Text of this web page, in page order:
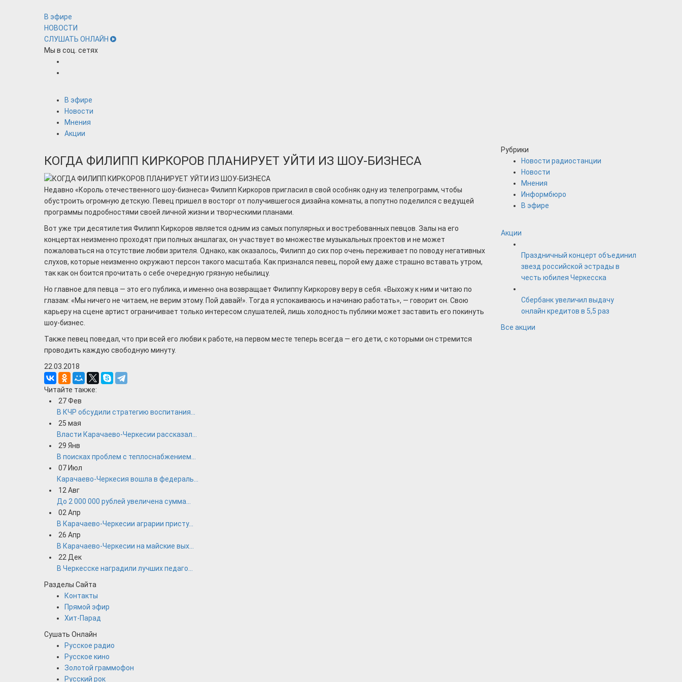
В эфире
НОВОСТИ
СЛУШАТЬ ОНЛАЙН
Мы в соц. сетях
В эфире
Новости
Мнения
Акции
КОГДА ФИЛИПП КИРКОРОВ ПЛАНИРУЕТ УЙТИ ИЗ ШОУ-БИЗНЕСА
Недавно «Король отечественного шоу-бизнеса» Филипп Киркоров пригласил в свой особняк одну из телепрограмм, чтобы
обустроить огромную детскую. Певец пришел в восторг от получившегося дизайна комнаты, а попутно поделился с ведущей
программы подробностями своей личной жизни и творческими планами.
Вот уже три десятилетия Филипп Киркоров является одним из самых популярных и востребованных певцов. Залы на его
концертах неизменно проходят при полных аншлагах, он участвует во множестве музыкальных проектов и не может
пожаловаться на отсутствие любви зрителя. Однако, как оказалось, Филипп до сих пор очень переживает по поводу негативных
слухов, которые неизменно окружают персон такого масштаба. Как признался певец, порой ему даже страшно вставать утром,
так как он боится прочитать о себе очередную грязную небылицу.
Но главное для певца — это его публика, и именно она возвращает Филиппу Киркорову веру в себя. «Выхожу к ним и читаю по
глазам: «Мы ничего не читаем, не верим этому. Пой давай!». Тогда я успокаиваюсь и начинаю работать», — говорит он. Свою
карьеру на сцене артист ограничивает только интересом слушателей, лишь холодность публики может заставить его покинуть
шоу-бизнес.
Также певец поведал, что при всей его любви к работе, на первом месте теперь всегда — его дети, с которыми он стремится
проводить каждую свободную минуту.
22.03.2018
Читайте также:
27Фев
В КЧР обсудили стратегию воспитания...
25 мая
Власти Карачаево-Черкесии рассказал...
29 Янв
В поисках проблем с теплоснабжением...
07 Июл
Карачаево-Черкесия вошла в федераль...
12Авг
До 2 000 000 рублей увеличена сумма...
02Апр
В Карачаево-Черкесии аграрии присту...
26 Апр
В Карачаево-Черкесии на майские вых...
22Дек
В Черкесске наградили лучших педаго...
Рубрики
Новости радиостанции
Новости
Мнения
Информбюро
В эфире
Акции
Праздничный концерт объединил
звезд российской эстрады в
честь юбилея Черкесска
Сбербанк увеличил выдачу
онлайн кредитов в 5,5 раз
Все акции
Разделы Сайта
Контакты
Прямой эфир
Хит-Парад
Сушать Онлайн
Русское радио
Русское кино
Золотой граммофон
Русский рок